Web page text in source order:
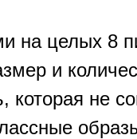
на целых 8
и
не